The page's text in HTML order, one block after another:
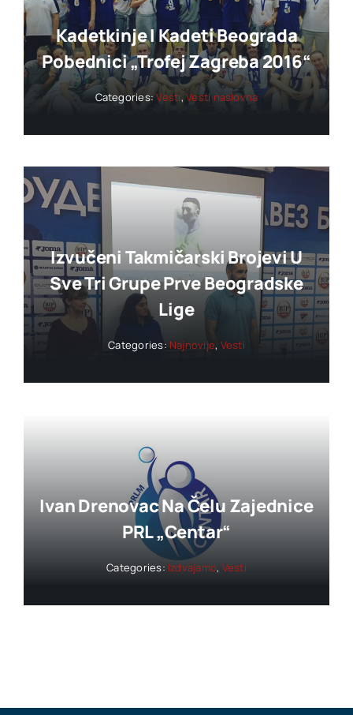
Kadetkinje I Kadeti Beograda
Pobednici „trofej Zagreba 2016“
Categories:Vesti,Vesti naslovna
Izvučeni Takmičarski Brojevi U
Sve Tri Grupe Prve Beogradske
Lige
Categories: Najnovije, Vesti
Ivan Drenovac Na Čelu Zajednice
PRL „Centar“
Categories: Izdvajamo, Vesti